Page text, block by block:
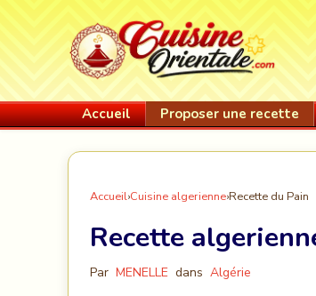
Accueil Proposer une recette
Accueil›Cuisine algerienne›Recette du Pain
Recette
Par MENELLE dans Algérie